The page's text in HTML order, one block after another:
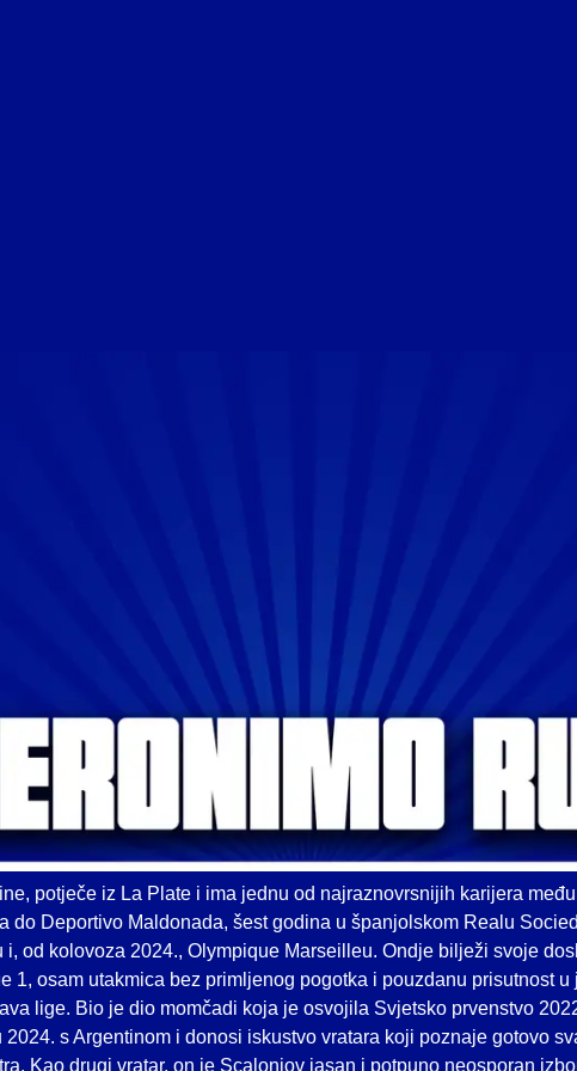
potječe iz La Plate i ima jednu od najraznovrsnijih karijera
do Deportivo Maldonada, šest godina u španjolskom Realu
i, od kolovoza 2024., Olympique Marseilleu. Ondje bilježi svoje
1, osam utakmica bez primljenog pogotka i pouzdanu prisutnost
lige. Bio je dio momčadi koja je osvojila Svjetsko prvenstvo
2024. s Argentinom i donosi iskustvo vratara koji poznaje gotovo
Kao drugi vratar, on je Scaloniov jasan i potpuno neosporan